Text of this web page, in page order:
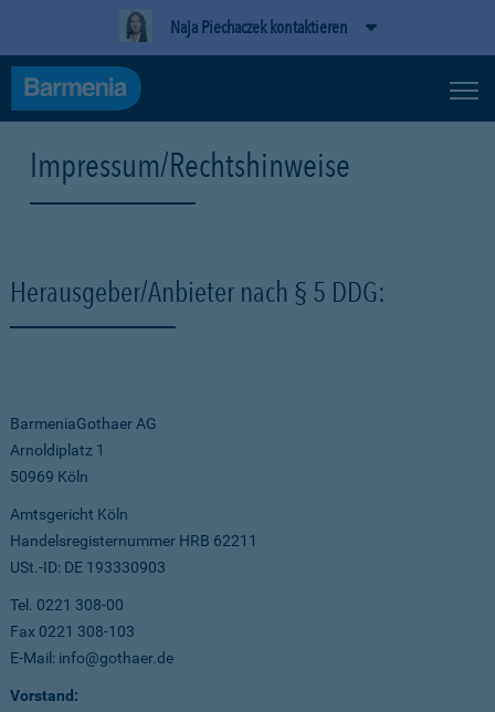
Naja Piechaczek kontaktieren
Impressum/Rechtshinweise
Herausgeber/Anbieter nach § 5 DDG:
BarmeniaGothaer AG
Arnoldiplatz 1
50969 Köln
Amtsgericht Köln
Handelsregisternummer HRB 62211
USt.-ID: DE 193330903
Tel. 0221 308-00
Fax 0221 308-103
E-Mail: info@gothaer.de
Vorstand: